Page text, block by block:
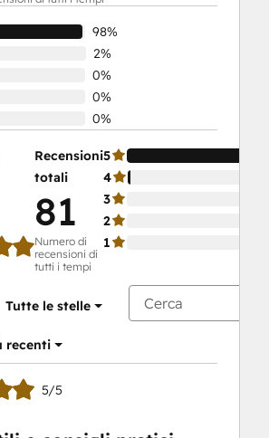
98%
2%
0%
0%
0%
Recensioni
totali
81
Numero di
recensioni di
tutti i tempi
5
4
3
2
1
Tutte le stelle
recenti
5/5